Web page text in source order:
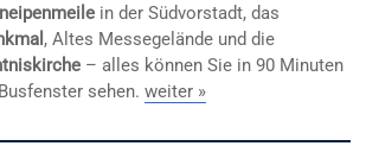
in der Südvorstadt, das
, Altes Messegelände und die
– alles können Sie in 90 Minuten
sehen. weiter »